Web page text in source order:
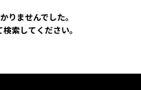
りませんでした。
索してください。